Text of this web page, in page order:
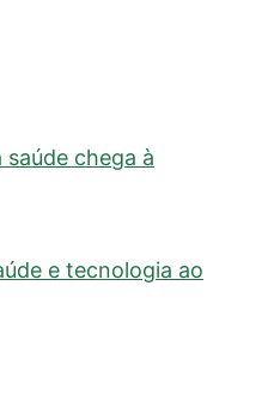
chega à
e tecnologia ao